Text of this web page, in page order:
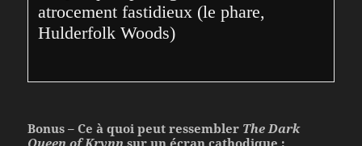
atrocement fastidieux (le phare,
Hulderfolk Woods)
Bonus – Ce à quoi peut ressembler The Dark
Queen of Krynn sur un écran cathodique :